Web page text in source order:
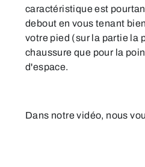
caractéristique est
debout en vous tenant
votre pied (sur la partie la
chaussure que pour la
d'espace.
Dans notre vidéo, nous